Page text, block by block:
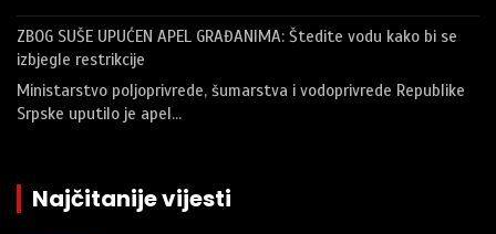
ZBOG SUŠE UPUĆEN APEL GRAĐANIMA: Štedite vodu kako bi se
izbjegle restrikcije
Ministarstvo poljoprivrede, šumarstva i vodoprivrede Republike
Srpske uputilo je apel…
Najčitanije vijesti